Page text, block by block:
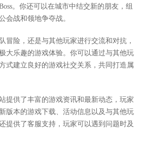
。你还可以在城市中结交新的朋友，组
会战和领地争夺战。
冒险，还是与其他玩家进行交流和对抗，
大乐趣的游戏体验。你可以通过与其他玩
式建立良好的游戏社交关系，共同打造属
提供了丰富的游戏资讯和最新动态，玩家
版本的游戏下载、活动信息以及与其他玩
提供了客服支持，玩家可以遇到问题时及